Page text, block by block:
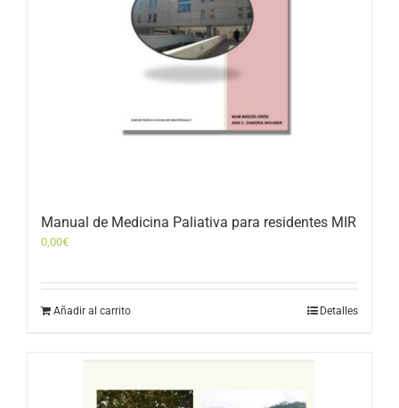
Manual de Medicina Paliativa para residentes MIR
0,00€
Añadir al carrito Detalles